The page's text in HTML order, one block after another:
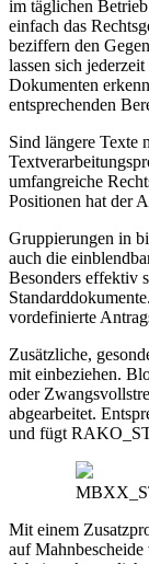
im täglichen
einfach das
beziffern den
lassen sich
Dokumenten
entsprechenden
Sind längere Texte
umfangreiche
Positionen hat der
Gruppierungen in
auch die
Besonders effektiv
vordefinierte
Zusätzliche,
mit einbeziehen.
oder
abgearbeitet.
und fügt
Mit einem
auf